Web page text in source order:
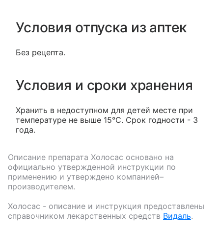
Условия отпуска из аптек
Без рецепта.
Условия и сроки хранения
Хранить в недоступном для детей месте при
температуре не выше 15°С. Срок годности - 3
года.
Описание препарата Холосас основано на
официально утвержденной инструкции по
применению и утверждено компанией–
производителем.
Холосас - описание и инструкция предоставлены
справочником лекарственных средств Видаль.